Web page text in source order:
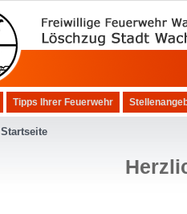
Tipps Ihrer Feuerwehr
Startseite